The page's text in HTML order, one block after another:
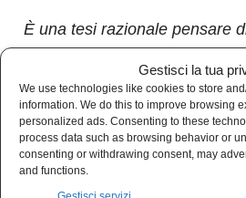
Gestisci la tua
We use technologies like cookies to store
information. We do this to improve browsing
personalized ads. Consenting to these
process data such as browsing behavior or
consenting or withdrawing consent, may
and functions.
È una tesi razionale pensare
affermare che siamo tutti
fuochi per testimoniare che
quattro. Sguaineremo spade
che le foglie sono verdi in